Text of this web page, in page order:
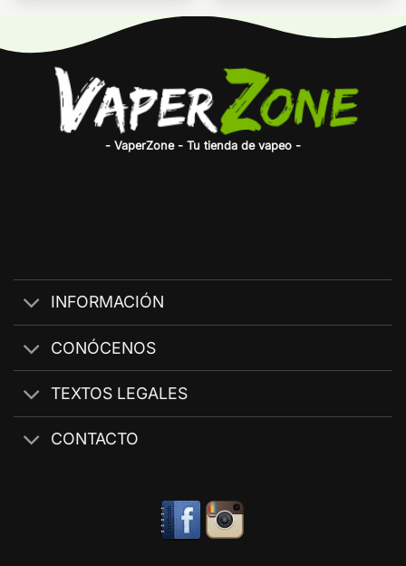
- VaperZone - Tu tienda de vapeo -
INFORMACIÓN
CONÓCENOS
TEXTOS LEGALES
CONTACTO